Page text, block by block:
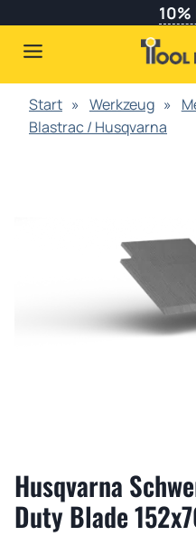
springen
Start » Werkzeug»
Blastrac / Husqvarna
Husqvarna
Duty Blade